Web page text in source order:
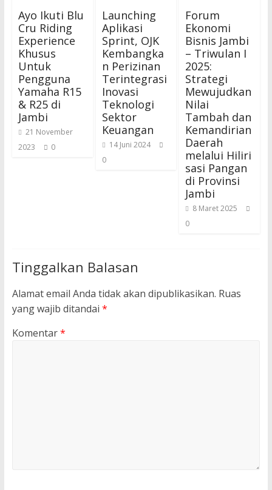
Ayo Ikuti Blu
Cru Riding
Experience
Khusus
Untuk
Pengguna
Yamaha R15
& R25 di
Jambi
21 November
2023
0
Launching
Aplikasi
Sprint, OJK
Kembangka
n Perizinan
Terintegrasi
Inovasi
Teknologi
Sektor
Keuangan
14 Juni 2024
0
Forum
Ekonomi
Bisnis Jambi
– Triwulan I
2025:
Strategi
Mewujudkan
Nilai
Tambah dan
Kemandirian
Daerah
melalui Hiliri
sasi Pangan
di Provinsi
Jambi
8 Maret 2025
0
Tinggalkan Balasan
Alamat email Anda tidak akan dipublikasikan. Ruas
yang wajib ditandai *
Komentar*